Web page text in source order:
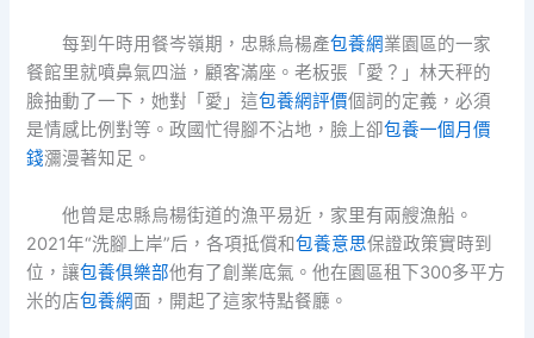
每到午時用餐岑嶺期，忠縣烏楊產包養網業園區的一家
餐館里就噴鼻氣四溢，顧客滿座。老板張「愛？」林天秤的
臉抽動了一下，她對「愛」這包養網評價個詞的定義，必須
是情感比例對等。政國忙得腳不沾地，臉上卻包養一個月價
錢瀰漫著知足。
他曾是忠縣烏楊街道的漁平易近，家里有兩艘漁船。
2021年“洗腳上岸”后，各項抵償和包養意思保證政策實時到
位，讓包養俱樂部他有了創業底氣。他在園區租下300多平方
米的店包養網面，開起了這家特點餐廳。